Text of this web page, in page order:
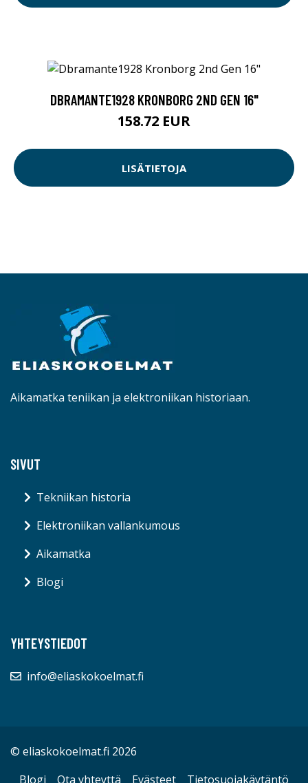
DBRAMANTE1928 KRONBORG 2ND GEN 16"
158.72 EUR
LISÄTIETOJA
Aikamatka teniikan ja elektroniikan historiaan.
SIVUT
Tekniikan historia
Elektroniikan vallankumous
Aikamatka
Blogi
YHTEYSTIEDOT
info@eliaskokoelmat.fi
© eliaskokoelmat.fi 2026
Blogi
Ota yhteyttä Evästeet Tietosuojakäytäntö